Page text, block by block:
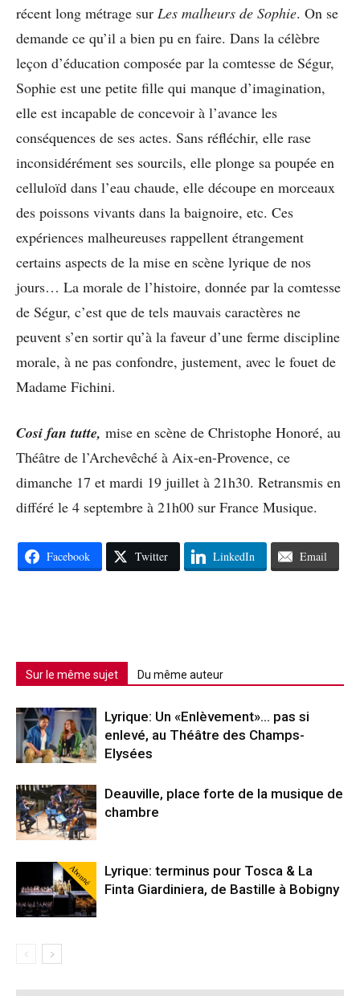
récent long métrage sur Les malheurs de Sophie. On se
demande ce qu’il a bien pu en faire. Dans la célèbre
leçon d’éducation composée par la comtesse de Ségur,
Sophie est une petite fille qui manque d’imagination,
elle est incapable de concevoir à l’avance les
conséquences de ses actes. Sans réfléchir, elle rase
inconsidérément ses sourcils, elle plonge sa poupée en
celluloïd dans l’eau chaude, elle découpe en morceaux
des poissons vivants dans la baignoire, etc. Ces
expériences malheureuses rappellent étrangement
certains aspects de la mise en scène lyrique de nos
jours… La morale de l’histoire, donnée par la comtesse
de Ségur, c’est que de tels mauvais caractères ne
peuvent s’en sortir qu’à la faveur d’une ferme discipline
morale, à ne pas confondre, justement, avec le fouet de
Madame Fichini.
Cosi fan tutte, mise en scène de Christophe Honoré, au
Théâtre de l’Archevêché à Aix-en-Provence, ce
dimanche 17 et mardi 19 juillet à 21h30. Retransmis en
différé le 4 septembre à 21h00 sur France Musique.
Facebook Twitter LinkedIn Email
Sur le même sujet Du même auteur
Lyrique: Un «Enlèvement»… pas si
enlevé, au Théâtre des Champs-
Elysées
Deauville, place forte de la musique de
chambre
Abonné
Lyrique: terminus pour Tosca & La
Finta Giardiniera, de Bastille à Bobigny